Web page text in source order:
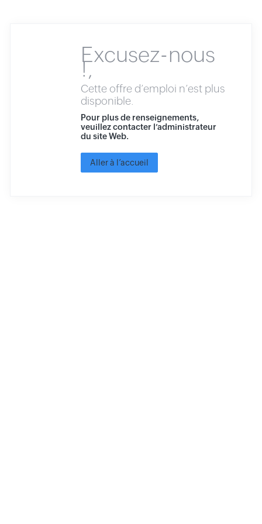
Excusez-nous
!,
Cette offre d’emploi n’est plus
disponible.
Pour plus de renseignements,
veuillez contacter l’administrateur
du site Web.
Aller à l’accueil